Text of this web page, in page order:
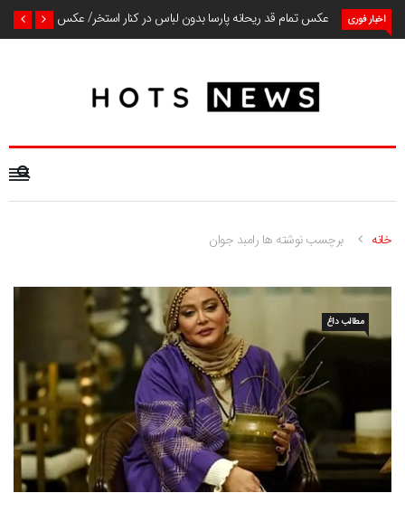
اخبار فوری عکس تمام قد ریحانه پارسا بدون لباس در کنار استخر/ عکس
خانه برچسب نوشته ها رامبد جوان
مطالب داغ